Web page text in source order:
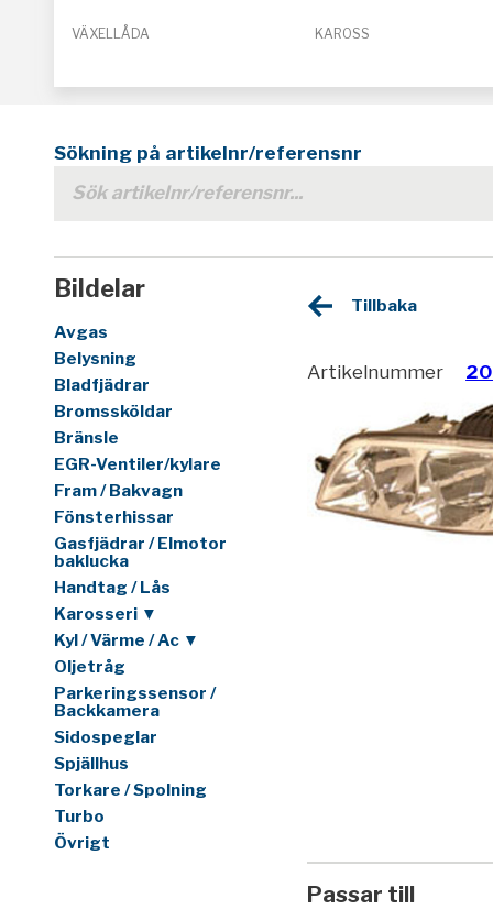
VÄXELLÅDA KAROSS
Sökning på artikelnr/referensnr
Bildelar
Avgas
Belysning
Bladfjädrar
Bromssköldar
Bränsle
EGR-Ventiler/kylare
Fram / Bakvagn
Fönsterhissar
Gasfjädrar / Elmotor
baklucka
Handtag / Lås
Karosseri ▼
Kyl / Värme / Ac ▼
Oljetråg
Parkeringssensor /
Backkamera
Sidospeglar
Spjällhus
Torkare / Spolning
Turbo
Övrigt
Tillbaka
Artikelnummer
Passar till